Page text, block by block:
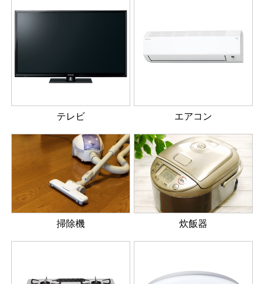
テレビ エアコン
掃除機 炊飯器